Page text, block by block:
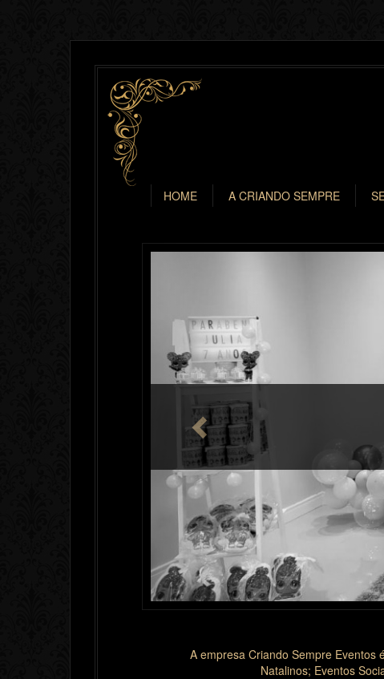
HOME A CRIANDO SEMPRE
FESTAS
A empresa Criando Sempre Eventos
Natalinos; Eventos